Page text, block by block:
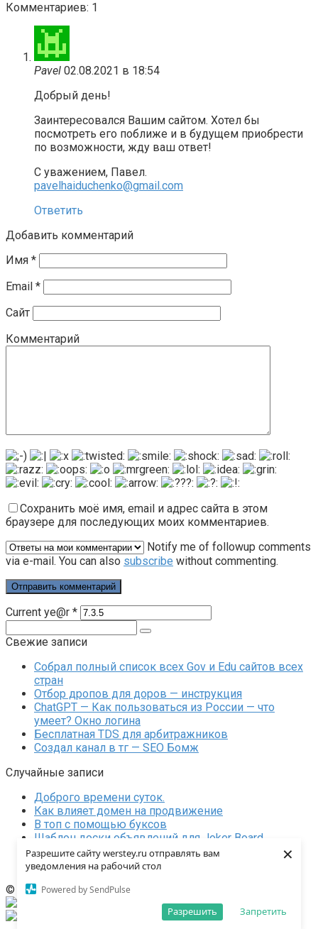
Разрешите сайту werstey.ru отправлять вам
уведомления на рабочий стол
Powered by SendPulse
Запретить
Разрешить
×
Комментариев: 1
Pavel 02.08.2021 в 18:54
Добрый день!
Заинтересовался Вашим сайтом. Хотел бы
посмотреть его поближе и в будущем приобрести
по возможности, жду ваш ответ!
С уважением, Павел.
pavelhaiduchenko@gmail.com
Ответить
Добавить комментарий
Имя *
Email *
Сайт
Комментарий
Сохранить моё имя, email и адрес сайта в этом
браузере для последующих моих комментариев.
Notify me of followup comments
via e-mail. You can also subscribe without commenting.
Current ye@r *
Свежие записи
Собрал полный список всех Gov и Edu сайтов всех
стран
Отбор дропов для доров — инструкция
ChatGPT — Как пользоваться из России — что
умеет? Окно логина
Бесплатная TDS для арбитражников
Создал канал в тг — SEO Бомж
Случайные записи
Доброго времени суток.
Как влияет домен на продвижение
В топ с помощью буксов
Шаблон доски объявлений для Joker Board
Обновление в Я.Дезн — появилась статистика и
интеграция с сайтом!
© 2026 Блог вебмастера
Russian